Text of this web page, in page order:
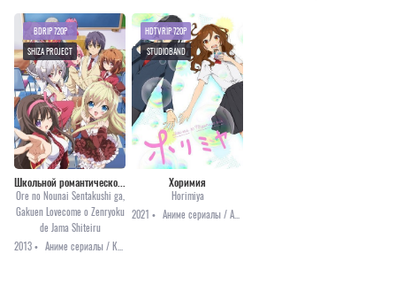
Школьной романтической комедии мешают мои мысленные выборы
Ore no Nounai Sentakushi ga,
Gakuen Lovecome o Zenryoku
de Jama Shiteiru
2013 •
Аниме сериалы / Комедия / Романтика / Сёнэн / Этти
BDRIP 720P
SHIZA PROJECT
Хоримия
Horimiya
2021 •
Аниме сериалы / Аниме 2021 / Комедия / Романтика
HDTVRIP 720P
STUDIOBAND